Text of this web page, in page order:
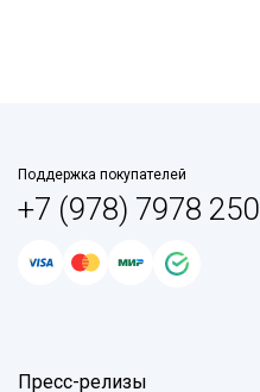
Поддержка покупателей
+7 (978) 7978 250
Пресс-релизы